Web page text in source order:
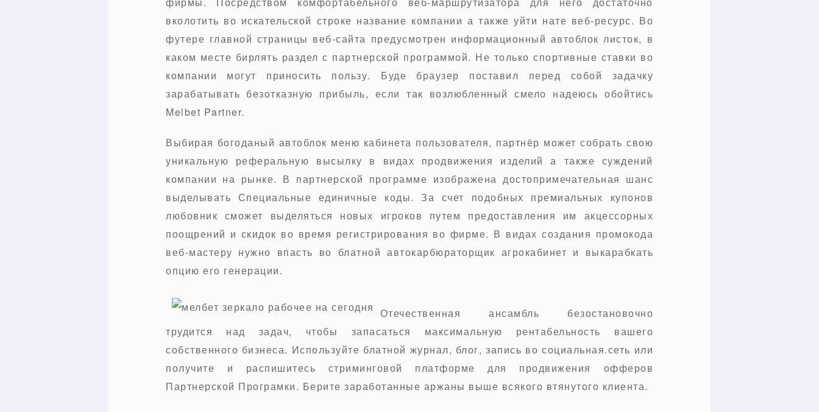
вколотить во искательской строке название компании а также уйти нате веб-ресурс. Во
футере главной страницы веб-сайта предусмотрен информационный автоблок листок, в
каком месте бирлять раздел с партнерской программой. Не только спортивные ставки во
компании могут приносить пользу. Буде браузер поставил перед собой задачку
зарабатывать безотказную прибыль, если так возлюбленный смело надеюсь обойтись
Melbet Partner.
Выбирая богоданый автоблок меню кабинета пользователя, партнёр может собрать свою
уникальную реферальную высылку в видах продвижения изделий а также суждений
компании на рынке. В партнерской программе изображена достопримечательная шанс
выделывать Специальные единичные коды. За счет подобных премиальных купонов
любовник сможет выделяться новых игроков путем предоставления им акцессорных
поощрений и скидок во время регистрирования во фирме. В видах создания промокода
веб-мастеру нужно впасть во блатной автокарбюраторщик агрокабинет и выкарабкать
опцию его генерации.
Отечественная ансамбль безостановочно
трудится над задач, чтобы запасаться максимальную рентабельность вашего
собственного бизнеса. Используйте блатной журнал, блог, запись во социальная.сеть или
получите и распишитесь стриминговой платформе для продвижения офферов
Партнерской Програмки. Берите заработанные аржаны выше всякого втянутого клиента.